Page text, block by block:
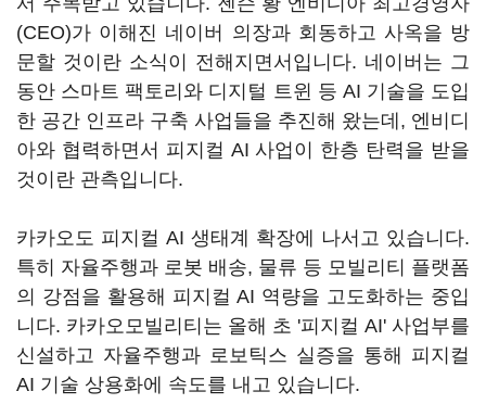
(CEO)가 이해진 네이버 의장과 회동하고 사옥을 방
문할 것이란 소식이 전해지면서입니다. 네이버는 그
동안 스마트 팩토리와 디지털 트윈 등 AI 기술을 도입
한 공간 인프라 구축 사업들을 추진해 왔는데, 엔비디
아와 협력하면서 피지컬 AI 사업이 한층 탄력을 받을
것이란 관측입니다.
카카오도 피지컬 AI 생태계 확장에 나서고 있습니다.
특히 자율주행과 로봇 배송, 물류 등 모빌리티 플랫폼
의 강점을 활용해 피지컬 AI 역량을 고도화하는 중입
니다. 카카오모빌리티는 올해 초 '피지컬 AI' 사업부를
신설하고 자율주행과 로보틱스 실증을 통해 피지컬
AI 기술 상용화에 속도를 내고 있습니다.